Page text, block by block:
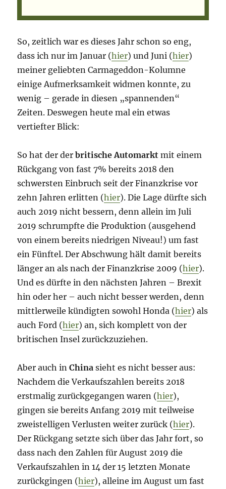
So, zeitlich war es dieses Jahr schon so eng,
dass ich nur im Januar (hier) und Juni (hier)
meiner geliebten Carmageddon-Kolumne
einige Aufmerksamkeit widmen konnte, zu
wenig – gerade in diesen „spannenden“
Zeiten. Deswegen heute mal ein etwas
vertiefter Blick:
So hat der derbritische Automarkt mit einem
Rückgang von fast 7% bereits 2018 den
schwersten Einbruch seit der Finanzkrise vor
zehn Jahren erlitten (hier). Die Lage dürfte sich
auch 2019 nicht bessern, denn allein im Juli
2019 schrumpfte die Produktion (ausgehend
von einem bereits niedrigen Niveau!) um fast
ein Fünftel. Der Abschwung hält damit bereits
länger an als nach der Finanzkrise 2009 (hier).
Und es dürfte in den nächsten Jahren – Brexit
hin oder her – auch nicht besser werden, denn
mittlerweile kündigten sowohl Honda (hier) als
auch Ford (hier) an, sich komplett von der
britischen Insel zurückzuziehen.
Aber auch inChinasieht es nicht besser aus:
Nachdem die Verkaufszahlen bereits 2018
erstmalig zurückgegangen waren (hier),
gingen sie bereits Anfang 2019 mit teilweise
zweistelligen Verlusten weiter zurück (hier).
Der Rückgang setzte sich über das Jahr fort, so
dass nach den Zahlen für August 2019 die
Verkaufszahlen in 14 der 15 letzten Monate
zurückgingen (hier), alleine im August um fast